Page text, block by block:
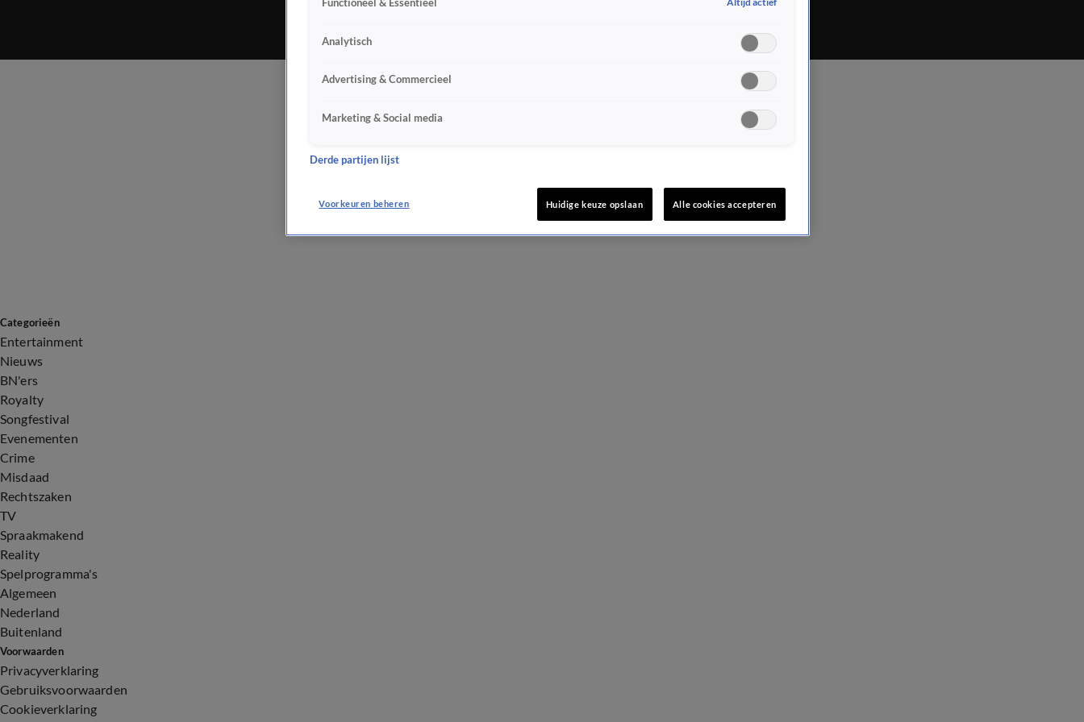
Categorieën
Entertainment
Nieuws
BN'ers
Royalty
Songfestival
Evenementen
Crime
Misdaad
Rechtszaken
TV
Spraakmakend
Reality
Spelprogramma's
Algemeen
Nederland
Buitenland
Voorwaarden
Privacyverklaring
Gebruiksvoorwaarden
Cookieverklaring
Functioneel & Essentieel
Analytisch
Advertising & Commercieel
Marketing & Social media
Derde partijen lijst
Voorkeuren beheren Huidige keuze opslaan Alle cookies accepteren